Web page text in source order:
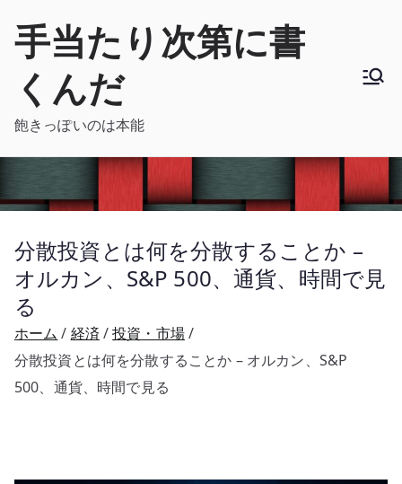
手当たり次第に書
くんだ
飽きっぽいのは本能
分散投資とは何を分散することか –
オルカン、S&P 500、通貨、時間で見
る
ホーム 経済
投資・市場
分散投資とは何を分散することか – オルカン、S&P
500、通貨、時間で見る